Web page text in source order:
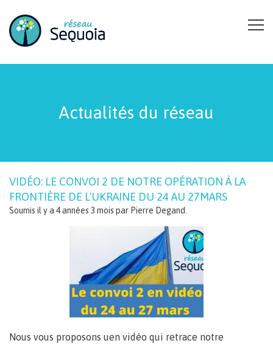
Actualités du réseau
VIDÉO: LE CONVOI 2 DE NOTRE OPÉRATION À LA
FRONTIÈRE DE L'UKRAINE DU 24 AU 27MARS
Soumis il y a 4 années 3 mois par Pierre Degand
Nous vous proposons uen vidéo qui retrace notre